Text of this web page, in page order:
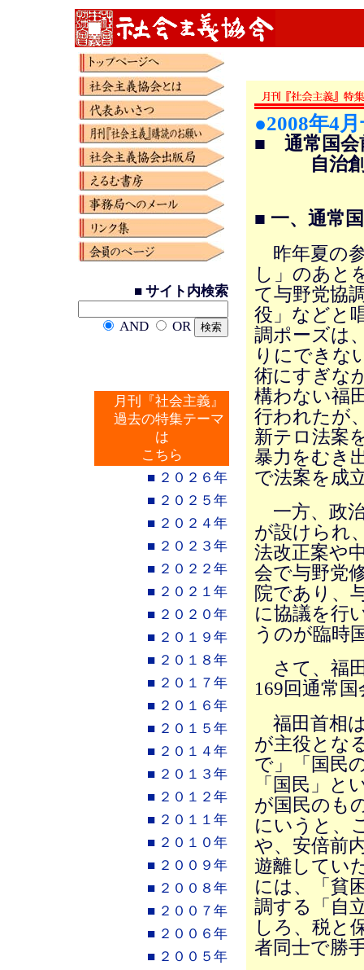
■ サイト内検索
AND OR
月刊『社会主義』
過去の特集テーマ
は
こちら
■ ２０２６年
■ ２０２５年
■ ２０２４年
■ ２０２３年
■ ２０２２年
■ ２０２１年
■ ２０２０年
■ ２０１９年
■ ２０１８年
■ ２０１７年
■ ２０１６年
■ ２０１５年
■ ２０１４年
■ ２０１３年
■ ２０１２年
■ ２０１１年
■ ２０１０年
■ ２００９年
■ ２００８年
■ ２００７年
■ ２００６年
■ ２００５年
●2008年4
■ 通常国会
自治創
■ 一、通常
昨年夏の
し」のあと
て与野党協
役」などと
調ポーズは
りにできな
術にすぎな
構わない福
行われたが
新テロ法案
暴力をむき
で法案を成
一方、政
が設けられ
法改正案や
会で与野党
院であり、
に協議を行
うのが臨時
さて、福
169回通常
福田首相
が主役とな
で」「国民
「国民」と
が国民のも
にいうと、
や、安倍前
遊離してい
には、「貧
調する「自
しろ、税と
者同士で勝